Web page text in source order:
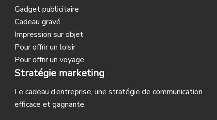
Gadget publicitaire
Cadeau gravé
Impression sur objet
Pour offrir un loisir
Pour offrir un voyage
Stratégie marketing
Le cadeau d’entreprise, une stratégie de communication
efficace et gagnante.